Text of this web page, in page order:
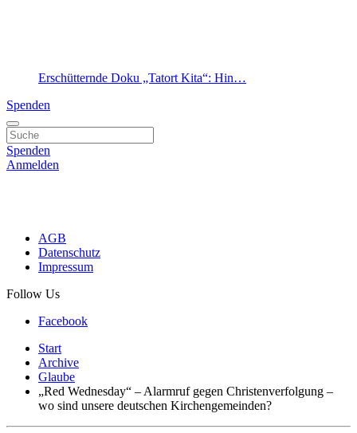
Erschütternde Doku „Tatort Kita“: Hin…
Spenden
Spenden
Anmelden
AGB
Datenschutz
Impressum
Follow Us
Facebook
Start
Archive
Glaube
„Red Wednesday“ – Alarmruf gegen Christenverfolgung –
wo sind unsere deutschen Kirchengemeinden?